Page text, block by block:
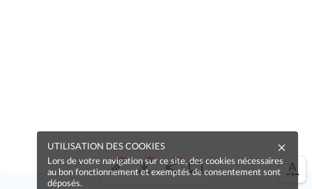
UTILISATION DES COOKIES
Lors de votre navigation sur ce site, des cookies nécessaires
au bon fonctionnement et exemptés de consentement sont
déposés.